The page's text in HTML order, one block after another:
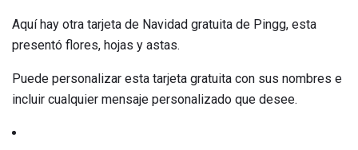
Aquí hay otra tarjeta de Navidad gratuita de Pingg, esta
presentó flores, hojas y astas.
Puede personalizar esta tarjeta gratuita con sus nombres e
incluir cualquier mensaje personalizado que desee.